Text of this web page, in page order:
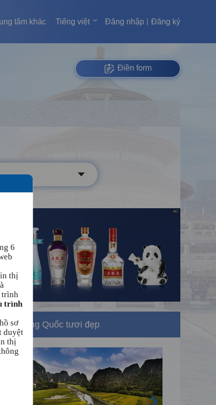
tâm khác Tiếng việt Đăng nhập Đăng ký
Điền form
AD
Trung Quốc tươi đẹp
6
thị
trình
trình
sơ
duyệt
thị